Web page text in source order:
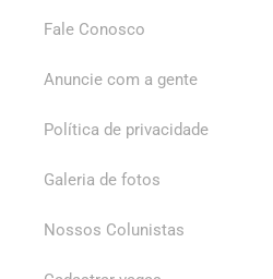
Fale Conosco
Anuncie com a gente
Política de privacidade
Galeria de fotos
Nossos Colunistas